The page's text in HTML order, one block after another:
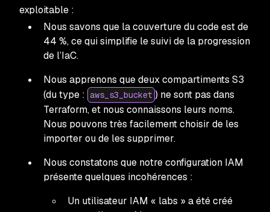
29
31
32
  IaC
Coverage: 44%
exploitable :
Nous savons que la couverture du code est de
44 %, ce qui simplifie le suivi de la progression
de l’IaC.
Nous apprenons que deux compartiments S3
(du type : aws_s3_bucket ) ne sont pas dans
Terraform, et nous connaissons leurs noms.
Nous pouvons très facilement choisir de les
importer ou de les supprimer.
Nous constatons que notre configuration IAM
présente quelques incohérences :
Un utilisateur IAM « labs » a été créé